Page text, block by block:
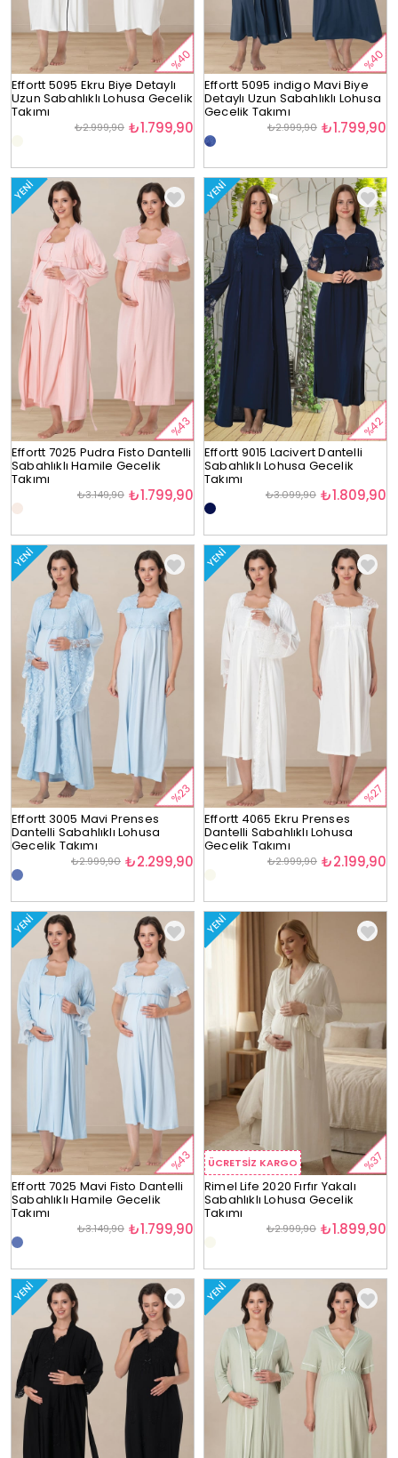
%40
Effortt 5095 Ekru Biye Detaylı
Uzun Sabahlıklı Lohusa Gecelik
Takımı
₺1.799,90
₺2.999,90
%40
Effortt 5095 indigo Mavi Biye
Detaylı Uzun Sabahlıklı Lohusa
Gecelik Takımı
₺1.799,90
₺2.999,90
YENI
%43
Effortt 7025 Pudra Fisto Dantelli
Sabahlıklı Hamile Gecelik
Takımı
₺1.799,90
₺3.149,90
YENI
%42
Effortt 9015 Lacivert Dantelli
Sabahlıklı Lohusa Gecelik
Takımı
₺1.809,90
₺3.099,90
YENI
%23
Effortt 3005 Mavi Prenses
Dantelli Sabahlıklı Lohusa
Gecelik Takımı
₺2.299,90
₺2.999,90
YENI
%27
Effortt 4065 Ekru Prenses
Dantelli Sabahlıklı Lohusa
Gecelik Takımı
₺2.199,90
₺2.999,90
YENI
%43
Effortt 7025 Mavi Fisto Dantelli
Sabahlıklı Hamile Gecelik
Takımı
₺1.799,90
₺3.149,90
ÜCRETSIZ KARGO
YENI
%37
Rimel Life 2020 Fırfır Yakalı
Sabahlıklı Lohusa Gecelik
Takımı
₺1.899,90
₺2.999,90
YENI YENI